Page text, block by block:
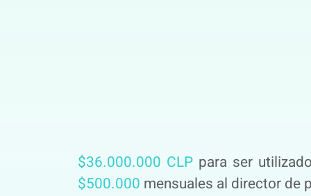
$36.000.000 CLP para ser
$500.000 mensuales al director de